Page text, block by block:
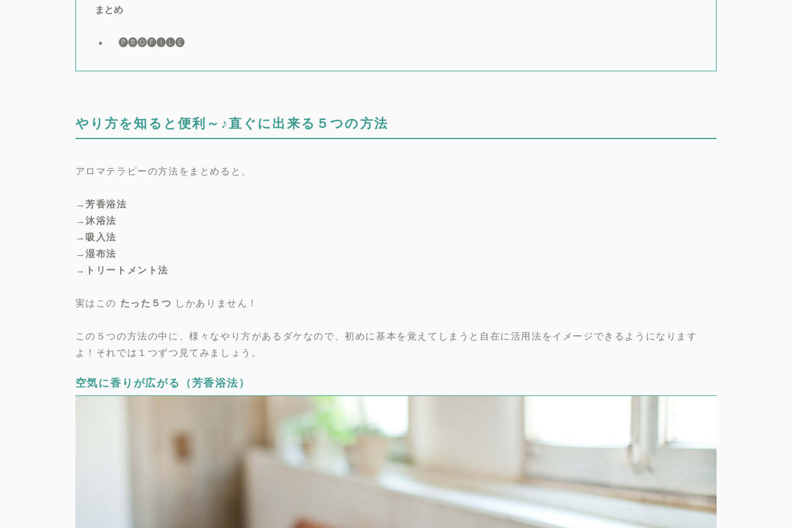
まとめ
🅟🅡🅞🅕🅘🅛🅔
やり方を知ると便利～♪直ぐに出来る５つの方法
アロマテラピーの方法をまとめると、
→芳香浴法
→沐浴法
→吸入法
→湿布法
→トリートメント法
実はこの たった５つ しかありません！
この５つの方法の中に、様々なやり方があるダケなので、初めに基本を覚えてしまうと自在に活用法をイメージできるようになります
よ！それでは１つずつ見てみましょう。
空気に香りが広がる（芳香浴法）